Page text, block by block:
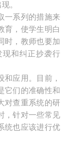
。
一系列的措施来
育，使学生明白
时，教师也要加
现和纠正抄袭行
应用。目前，
它们的准确性和
对查重系统的研
，针对一些常见
统也应该进行优